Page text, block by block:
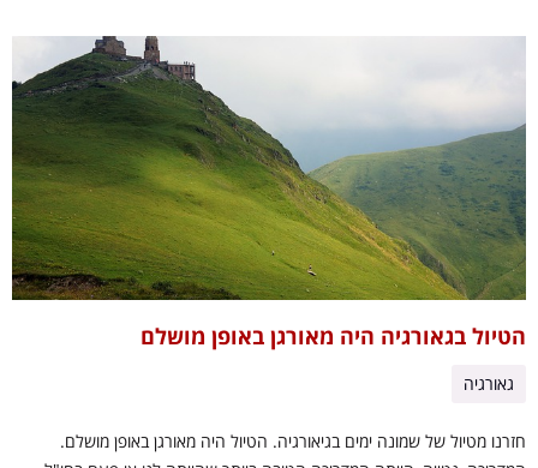
הטיול בגאורגיה היה מאורגן באופן מושלם
גאורגיה
חזרנו מטיול של שמונה ימים בגיאורגיה. הטיול היה מאורגן באופן מושלם.